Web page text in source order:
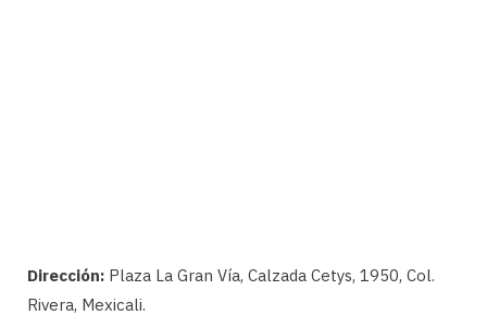
Dirección: Plaza La Gran Vía, Calzada Cetys, 1950, Col.
Rivera, Mexicali.